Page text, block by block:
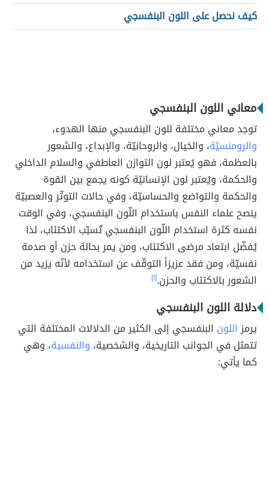
كيف نحصل على اللون البنفسجي
معاني اللون البنفسجي
توجد معاني مختلفة للون البنفسجي منها الهدوء،
والرومنسيّة، والخيال، والروحانيّة، والإبداع، والشعور
بالعظمة، فهو يُعتبر لون التوازن العاطفي والسلام الداخلي
والحكمة، ويُعتبر لون الإنسانيّة كونه يجمع بين القوة
والحكمة والتواضع والحساسيّة، وفي حالات التوتّر والعصبيّة
ينصح علماء النفس باستخدام اللّون البنفسجي، وفي الوقت
نفسه كثرة استخدام اللّون البنفسجي تُسبّب الاكتئاب، لذا
يُفضّل ابتعاد مرضى الاكتئاب، ومن يمر بحالة حزن أو صدمة
نفسيّة، ومن فقد عزيزاً التوقّف عن استخدامه لأنّه يزيد من
الشعور بالاكتئاب والحزن.[١]
دلالة اللون البنفسجي
يرمزاللون البنفسجي إلى الكثير من الدلالات المختلفة التي
تتمثل في الجوانب التاريخية، والشخصية، والنفسية، وهي
كما يأتي: